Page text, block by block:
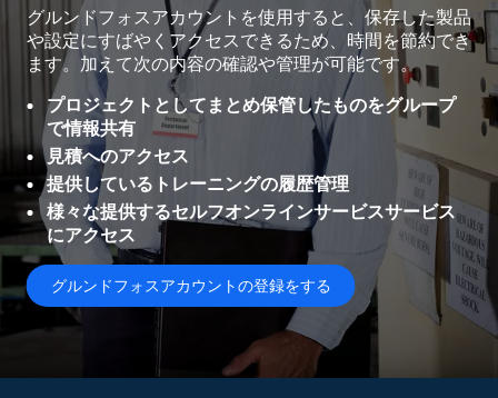
グルンドフォスアカウントを使用すると、保存した製品
や設定にすばやくアクセスできるため、時間を節約でき
ます。加えて次の内容の確認や管理が可能です。
プロジェクトとしてまとめ保管したものをグループ
で情報共有
見積へのアクセス
提供しているトレーニングの履歴管理
様々な提供するセルフオンラインサービスサービス
にアクセス
グルンドフォスアカウントの登録をする